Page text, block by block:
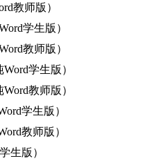
教师版）
学生版）
教师版）
学生版）
教师版）
学生版）
教师版）
生版）